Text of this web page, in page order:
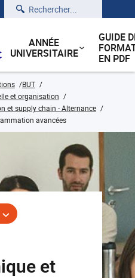
Rechercher
ANNÉE
UNIVERSITAIRE
GUIDE
EN PDF
BUT
et organisation
et supply chain - Alternance
avancées
et